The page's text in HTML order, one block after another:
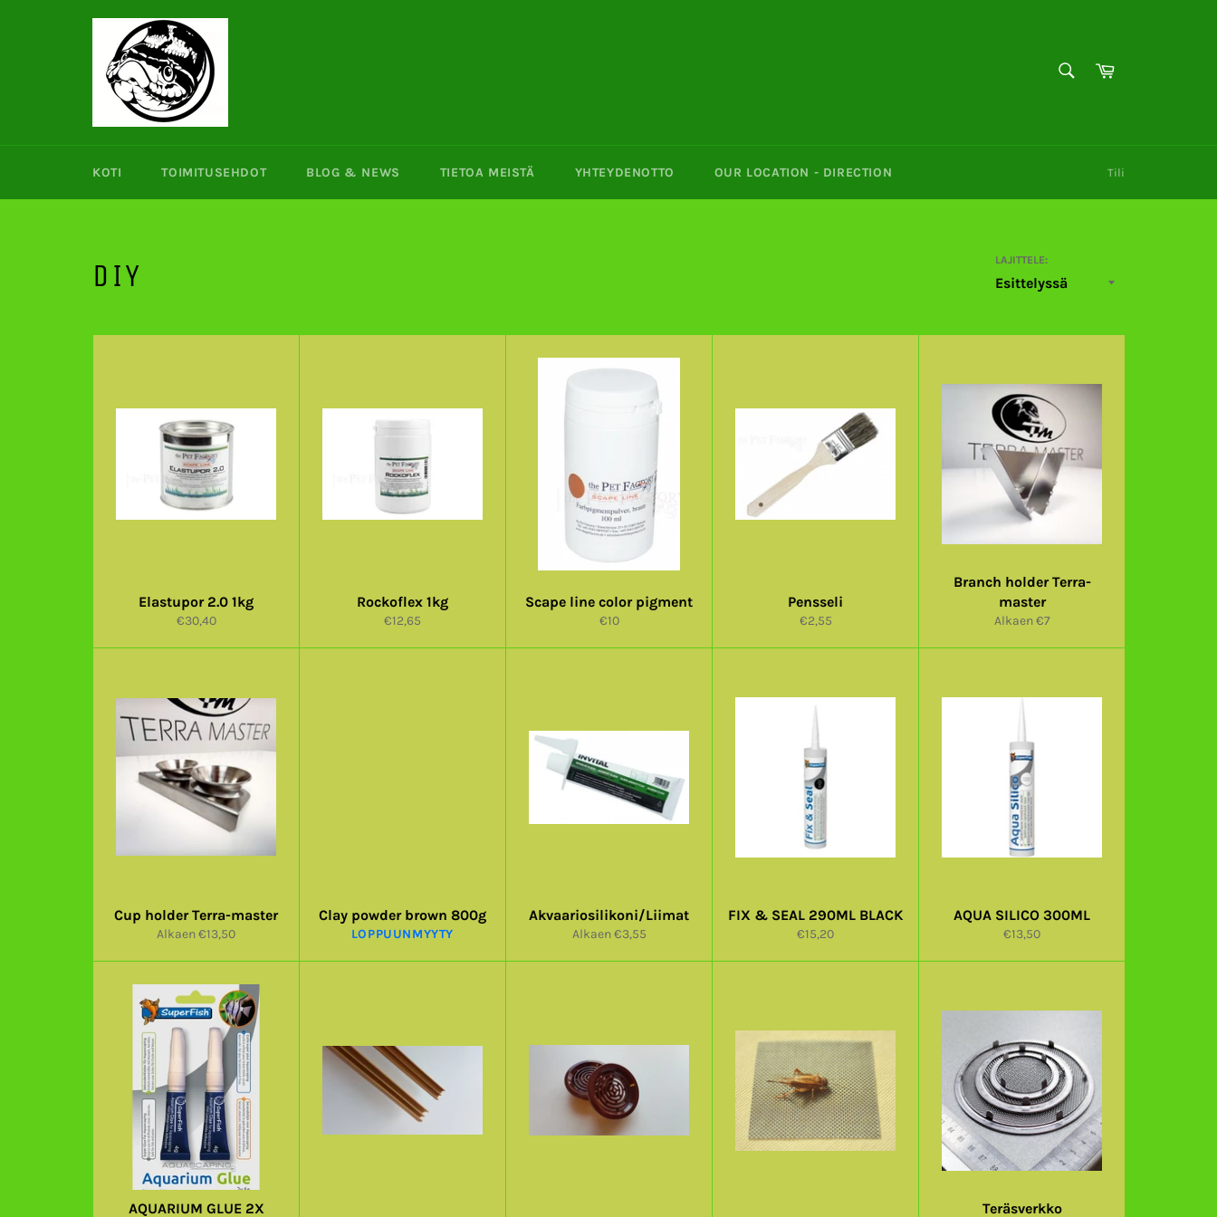
Ostoskori
KOTI TOIMITUSEHDOT BLOG & NEWS TIETOA MEISTÄ YHTEYDENOTTO OUR LOCATION - DIRECTION Tili
DIY LAJITTELE:
Elastupor 2.0 1kg
Normaalihinta
€30,40
Rockoflex 1kg
Normaalihinta
€12,65
Scape line color pigment
Normaalihinta
€10
Pensseli
Normaalihinta
€2,55
Branch holder Terra-
master
Alkaen €7
Cup holder Terra-master
Alkaen €13,50
Clay powder brown 800g
LOPPUUNMYYTY
Akvaariosilikoni/Liimat
Alkaen €3,55
FIX & SEAL 290ML BLACK
Normaalihinta
€15,20
AQUA SILICO 300ML
Normaalihinta
€13,50
AQUARIUM GLUE 2X
Teräsverkko